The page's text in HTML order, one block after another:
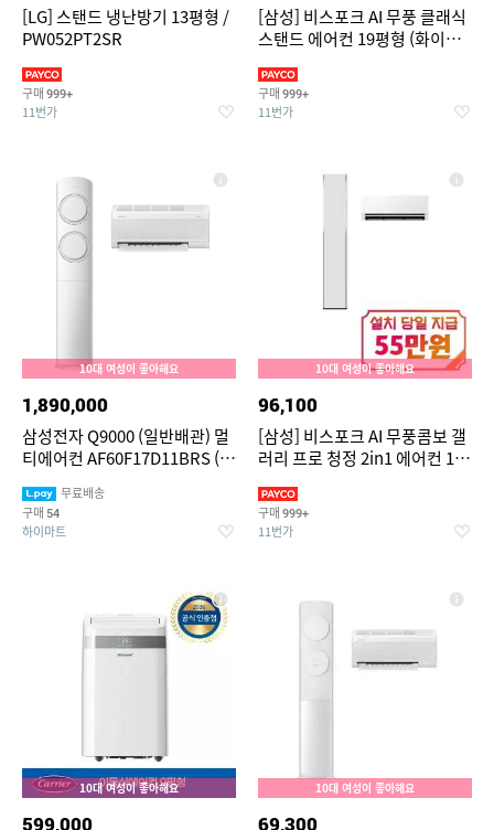
[LG] 스탠드 냉난방기 13평형 /
PW052PT2SR
구매 999+
11번가
[삼성] 비스포크 AI 무풍 클래식
스탠드 에어컨 19평형 (화이트/
구매 999+
11번가
10대 여성이 좋아해요
1,890,000
삼성전자 Q9000 (일반배관) 멀
티에어컨 AF60F17D11BRS (냉
[전국기본설치비 포함]
무료배송
구매 54
하이마트
10대 여성이 좋아해요
96,100
[삼성] 비스포크 AI 무풍콤보 갤
러리 프로 청정 2in1 에어컨 17
센셜 화이트) /
AF90H17D35WRS
구매 999+
11번가
10대 여성이 좋아해요
599,000
10대 여성이 좋아해요
69,300